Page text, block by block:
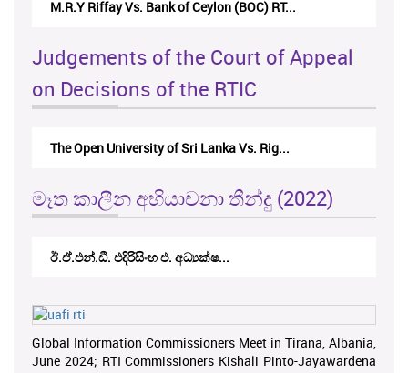
M.R.Y Riffay Vs. Bank of Ceylon (BOC) RT...
Judgements of the Court of Appeal
on Decisions of the RTIC
The Open University of Sri Lanka Vs. Rig...
මෑත කාලීන අභියාචනා තීන්දු (2022)
ඊ.ඒ.එන්.ඩී. එදිරිසිංහ එ. අධ්‍යක්ෂ...
Global Information Commissioners Meet in Tirana, Albania,
June 2024; RTI Commissioners Kishali Pinto-Jayawardena